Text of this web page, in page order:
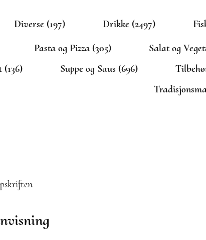
Diverse (197) Drikke (2497)
Pasta og Pizza (305)
Salat og
(136) Suppe og Saus (696)